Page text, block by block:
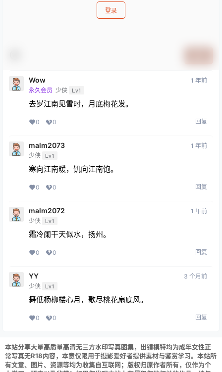
登录
Wow
永久会员 少侠 Lv1
1 年前
去岁江南见雪时，月底梅花发。
0 0 回复
malm2073
少侠 Lv1
1 年前
寒向江南暖，饥向江南饱。
0 0 回复
malm2072
少侠 Lv1
1 年前
霜冷阑干天似水，扬州。
0 0 回复
YY
少侠 Lv1
3 个月前
舞低杨柳楼心月，歌尽桃花扇底风。
0 0 回复
本站分享大量高质量高清无三方水印写真图集，出镜模特均为成年女性正
常写真无R18内容，本意仅限用于摄影爱好者提供素材与鉴赏学习。本站所
有文章、图片、资源等均为收集自互联网；版权归原作者所有，仅作为个